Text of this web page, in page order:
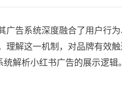
广告系统深度融合了用户行
理解这一机制，对品牌有效
解析小红书广告的展示逻辑。